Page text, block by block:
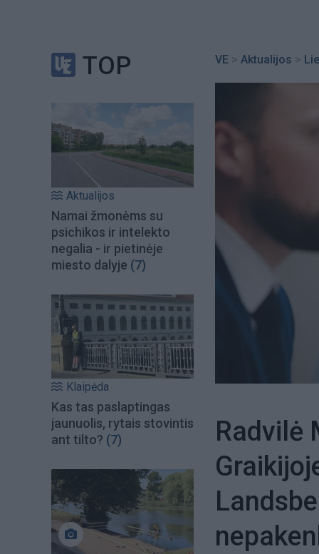
TOP
Aktualijos
Namai žmonėms su
psichikos ir intelekto
negalia - ir pietinėje
miesto dalyje (7)
Klaipėda
Kas tas paslaptingas
jaunuolis, rytais stovintis
ant tilto? (7)
VE > Aktualijos >
Radvilė